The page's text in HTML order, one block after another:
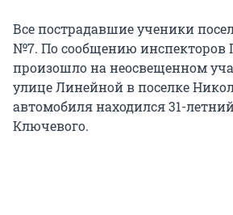
Все пострадавшие ученики
№7. По сообщению
произошло на неосвещенном
улице Линейной в поселке
автомобиля находился 31-
Ключевого.